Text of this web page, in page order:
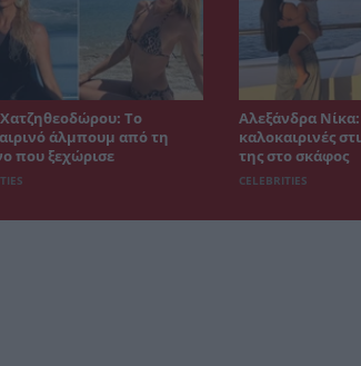
Το
άλμπουμ από τη
που ξεχώρισε
Αλεξάνδρα
καλοκαιρινές
της στο σκάφος
CELEBRITIES